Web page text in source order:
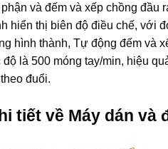
và đếm và xếp chồng đầu
hiển thị biên độ điều chế, với
hình thành, Tự động đếm và
độ là 500 móng tay/min, hiệu
đuổi.
tiết về Máy dán và